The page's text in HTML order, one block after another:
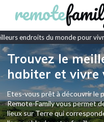
endroits du monde pour
Trouvez le
habiter et vivre
Etes-vous prêt à découvrir le
Remote-Family vous permet
lieux sur Terre qui